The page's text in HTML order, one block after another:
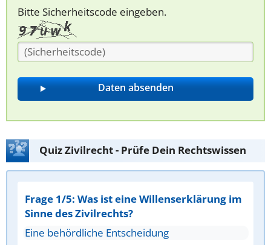
Bitte Sicherheitscode eingeben.
Quiz Zivilrecht - Prüfe Dein Rechtswissen
Frage 1/5: Was ist eine Willenserklärung im
Sinne des Zivilrechts?
Eine behördliche Entscheidung